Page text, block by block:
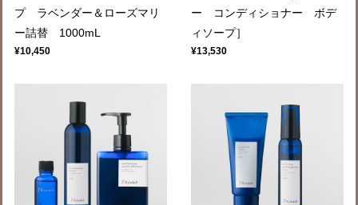
プ ラベンダー＆ローズマリ
ー詰替 1000mL
¥10,450
ー コンディショナー ボデ
ィソープ］
¥13,530